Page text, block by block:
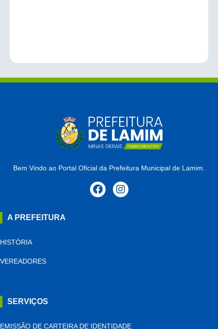
Bem Vindo ao Portal Oficial da Prefeitura Municipal de Lamim.
A PREFEITURA
HISTÓRIA
VEREADORES
SERVIÇOS
EMISSÃO DE CARTEIRA DE IDENTIDADE